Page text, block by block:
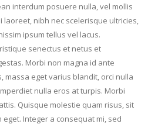
interdum posuere nulla, vel mollis
laoreet, nibh nec scelerisque ultricies,
ipsum tellus vel lacus.
senectus et netus et
Morbi non magna id ante
massa eget varius blandit, orci nulla
nulla eros at turpis. Morbi
Quisque molestie quam risus, sit
Integer a consequat mi, sed